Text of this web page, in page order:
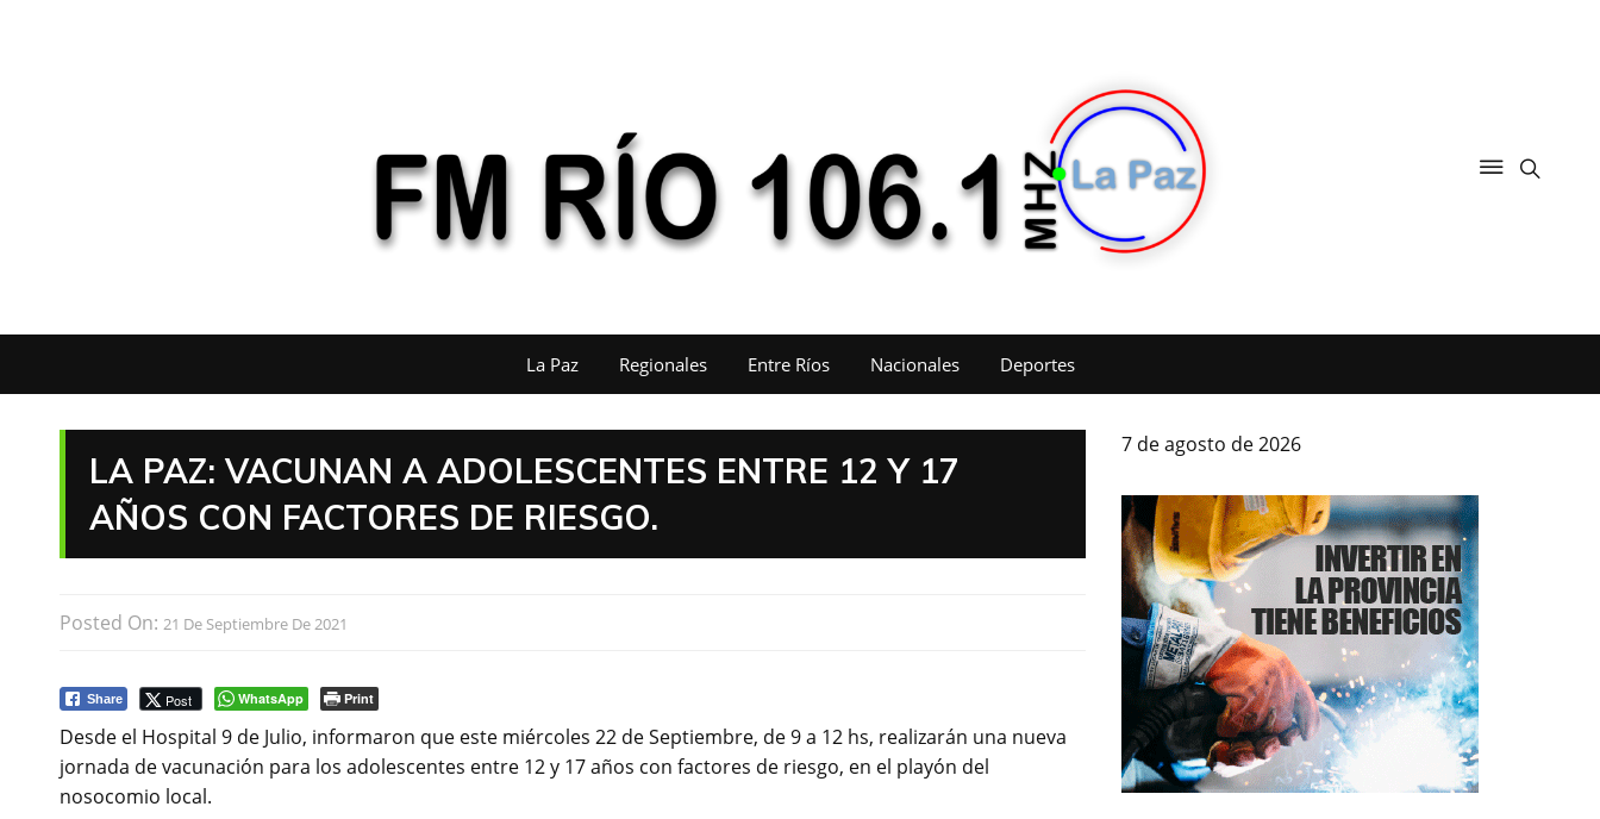
La Paz Regionales Entre Ríos Nacionales Deportes
LA PAZ: VACUNAN A ADOLESCENTES ENTRE 12 Y 17
AÑOS CON FACTORES DE RIESGO.
Posted On: 21 De Septiembre De 2021
Share Post WhatsApp Print
Desde el Hospital 9 de Julio, informaron que este miércoles 22 de Septiembre, de 9 a 12 hs, realizarán una nueva
jornada de vacunación para los adolescentes entre 12 y 17 años con factores de riesgo, en el playón del
nosocomio local.
7 de agosto de 2026